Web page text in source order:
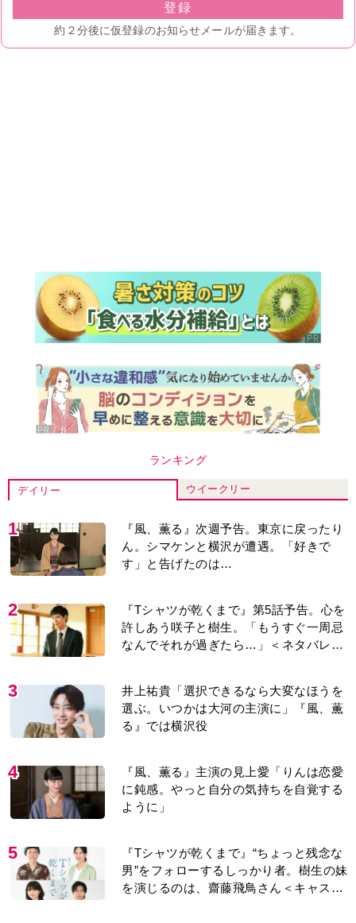
ランキング
デイリー ウイークリー
『風、薫る』次週予告。東京に戻ったり
ん。シマケンと横沢が遭遇。「好きで
2
『Tシャツが乾くまで』第5話予告。心を
なんでそれが過ぎたら…」＜ネタバレあ
り＞
3
井上祐貴「選択できるなら大変なほうを
る』では横沢役
4
『風、薫る』主演の見上愛「りんは恋愛
ように」
5
『Tシャツが乾くまで』“ちょっと残念な
を演じるのは、齋藤飛鳥さん＜キャスト
紹介＞
6
井上祐貴『風、薫る』ではクセ強の記
と言われて」
＜3人って誰のこと？＞『Tシャツが乾く